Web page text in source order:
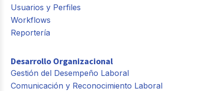
Usuarios y Perfiles
Workflows
Reportería
Desarrollo Organizacional
Gestión del Desempeño Laboral
Comunicación y Reconocimiento Laboral